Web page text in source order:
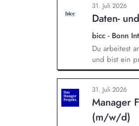
31. Juli 2026
Daten-
bicc - Bonn
Du arbeitest
und bist ein
Rolle betreust
und das
und
Kennzahlen
31. Juli 2026
Manager
(m/w/d)